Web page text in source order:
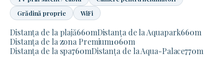
Grădină proprie
WiFi
Distanța de la plajă660mDistanța de la Aquapark660m
Distanța de la zona Premium1060m
Distanța de la spa760mDistanța de la Aqua-Palace770m